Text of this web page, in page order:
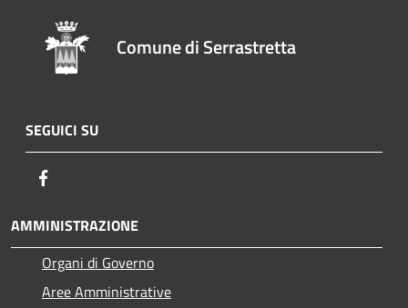
Comune di Serrastretta
SEGUICI SU
AMMINISTRAZIONE
Organi di Governo
Aree Amministrative